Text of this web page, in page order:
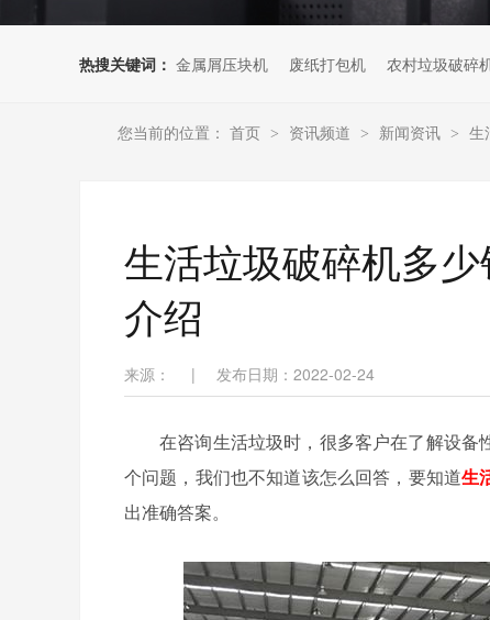
热搜关键词： 金属屑压块机 废纸打包机 农村垃圾破碎
您当前的位置： 首页 > 资讯频道 > 新闻资讯 > 生
生活垃圾破碎机多
介绍
来源： | 发布日期：2022-02-24
在咨询生活垃圾时，很多客户在了解设
个问题，我们也不知道该怎么回答，要知道生
出准确答案。